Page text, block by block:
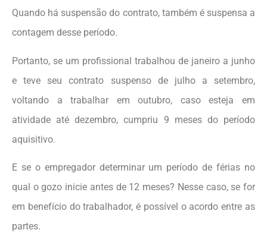
Quando há suspensão do contrato, também é suspensa a
contagem desse período.
Portanto, se um profissional trabalhou de janeiro a junho
e teve seu contrato suspenso de julho a setembro,
voltando a trabalhar em outubro, caso esteja em
atividade até dezembro, cumpriu 9 meses do período
aquisitivo.
E se o empregador determinar um período de férias no
qual o gozo inicie antes de 12 meses? Nesse caso, se for
em benefício do trabalhador, é possível o acordo entre as
partes.